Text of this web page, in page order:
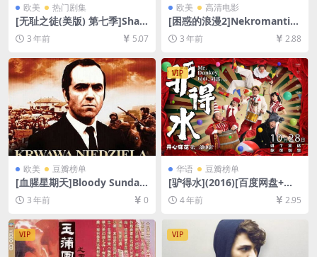
欧美 热门剧集
[无耻之徒(美版) 第七季]Sha
meless Season 7 (2016)[百
度网盘+夸克网盘1080P超清
载][MP4/36GB][中英字幕]
3 年前 5.07
欧美 高清电影
[困惑的浪漫2]Nekromantik
2 (1991)[百度网盘+夸克网盘1
080P超清未删减资源][网盘在
文字幕]
3 年前 2.88
欧美 豆瓣榜单
[血腥星期天]Bloody Sunday
(2002)[百度网盘+夸克网盘10
80P超清未删减资源][网盘在
线播放/下载][MP4/6.9GB][中
文字幕]
3 年前 0
VIP
华语 豆瓣榜单
[驴得水](2016)[百度网盘+迅
雷云盘资源1080P超清未删减]
[MKV/3GB][中文字幕]
4 年前 2.95
VIP VIP